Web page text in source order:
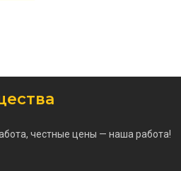
честные цены — наша работа!